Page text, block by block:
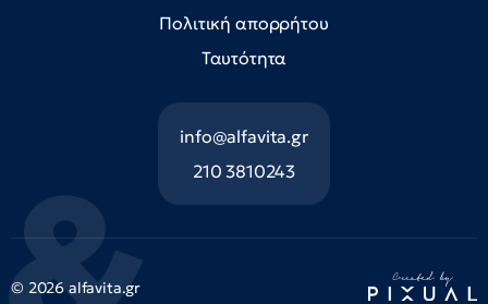
Πολιτική απορρήτου
Ταυτότητα
info@alfavita.gr
210 3810243
© 2026 alfavita.gr